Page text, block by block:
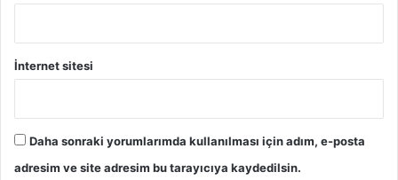
İnternet sitesi
Daha sonraki yorumlarımda kullanılması için adım, e-posta
adresim ve site adresim bu tarayıcıya kaydedilsin.